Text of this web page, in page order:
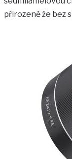
přirozeně že bez